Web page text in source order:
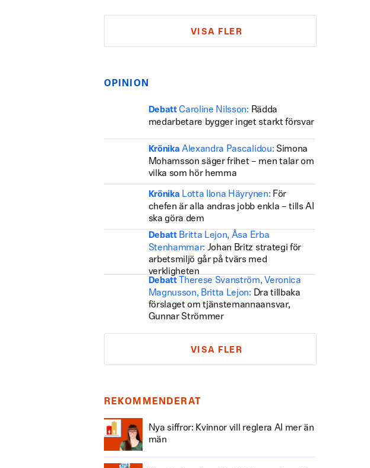
VISA FLER
OPINION
Debatt Caroline Nilsson: Rädda
medarbetare bygger inget starkt försvar
Krönika Alexandra Pascalidou: Simona
Mohamsson säger frihet – men talar om
vilka som hör hemma
Krönika Lotta Ilona Häyrynen: För
chefen är alla andras jobb enkla – tills AI
ska göra dem
Debatt Britta Lejon, Åsa Erba
Stenhammar: Johan Britz strategi för
arbetsmiljö går på tvärs med
verkligheten
Debatt
Therese Svanström, Veronica
Magnusson, Britta Lejon: Dra tillbaka
förslaget om tjänstemannaansvar,
Gunnar Strömmer
VISA FLER
REKOMMENDERAT
Nya siffror: Kvinnor vill reglera AI mer än
män